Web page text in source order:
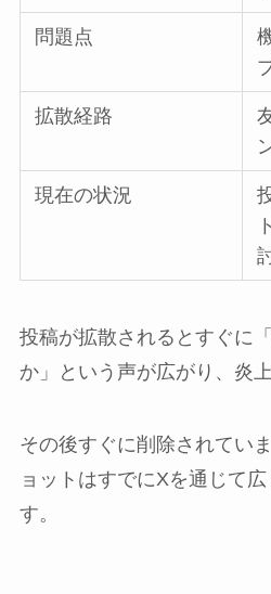
問題点
拡散経路
現在の状況
投稿が拡散されるとすぐに
か」という声が広がり、炎上
その後すぐに削除されてい
ョットはすでにXを通じて
す。